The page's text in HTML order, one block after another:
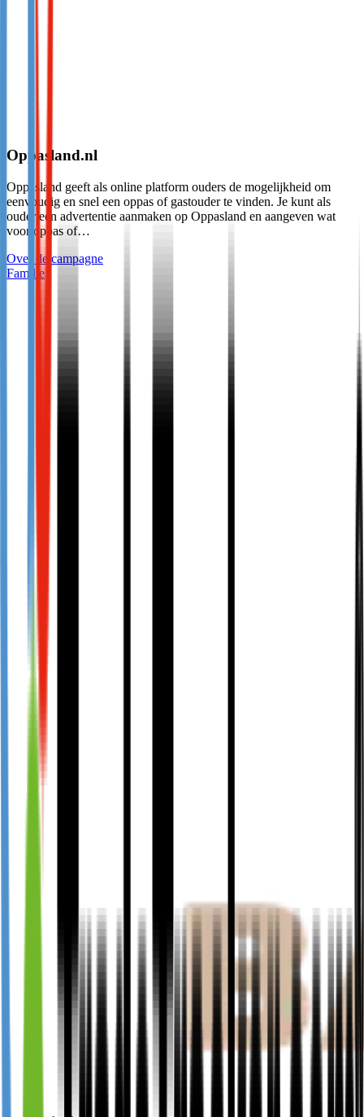
Oppasland.nl
Oppasland geeft als online platform ouders de mogelijkheid om
eenvoudig en snel een oppas of gastouder te vinden. Je kunt als
ouder een advertentie aanmaken op Oppasland en aangeven wat
voor oppas of…
Over de campagne
Familie